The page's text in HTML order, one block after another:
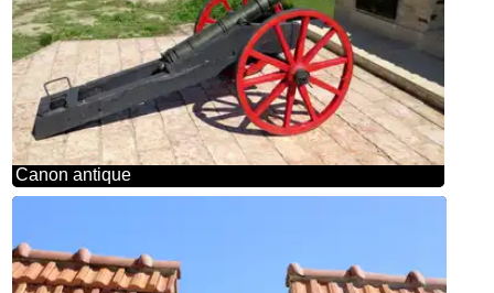
Canon antique